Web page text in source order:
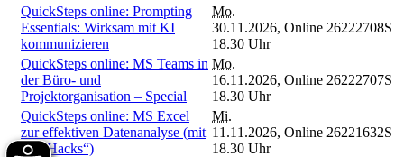
QuickSteps online: Prompting
Essentials: Wirksam mit KI
kommunizieren
Mo.
30.11.2026,
18.30 Uhr
Online 26222708S
QuickSteps online: MS Teams in
der Büro- und
Projektorganisation – Special
Mo.
16.11.2026,
18.30 Uhr
Online 26222707S
QuickSteps online: MS Excel
zur effektiven Datenanalyse (mit
„KI-Hacks“)
Mi.
11.11.2026,
18.30 Uhr
Online 26221632S